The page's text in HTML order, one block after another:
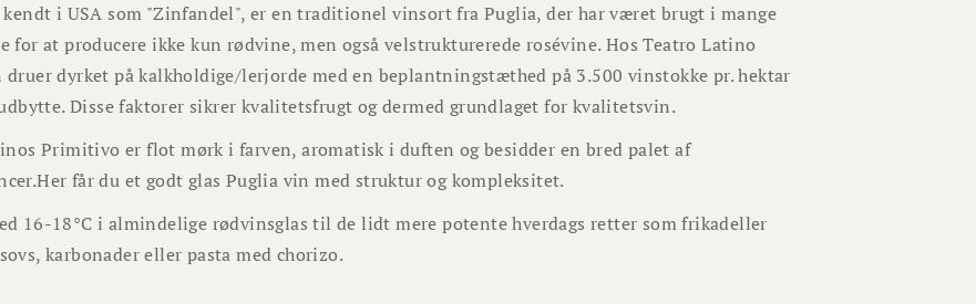
i USA som "Zinfandel", er en traditionel vinsort fra Puglia, der har været brugt i mange
for at producere ikke kun rødvine, men også velstrukturerede rosévine. Hos Teatro Latino
druer dyrket på kalkholdige/lerjorde med en beplantningstæthed på 3.500 vinstokke pr. hektar
Disse faktorer sikrer kvalitetsfrugt og dermed grundlaget for kvalitetsvin.
Primitivo er flot mørk i farven, aromatisk i duften og besidder en bred palet af
får du et godt glas Puglia vin med struktur og kompleksitet.
16-18°C i almindelige rødvinsglas til de lidt mere potente hverdags retter som frikadeller
karbonader eller pasta med chorizo.